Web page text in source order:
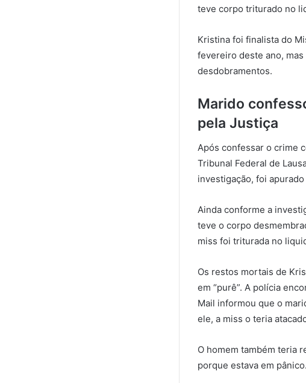
teve corpo triturado no
Kristina foi finalista do
fevereiro deste ano,
desdobramentos.
Marido
pela Justiça
Após confessar o crime
Tribunal Federal de
investigação, foi
Ainda conforme a
teve o corpo
miss foi triturada no
Os restos mortais de
em “purê”. A polícia
Mail informou que o
ele, a miss o teria
O homem também teria
porque estava em